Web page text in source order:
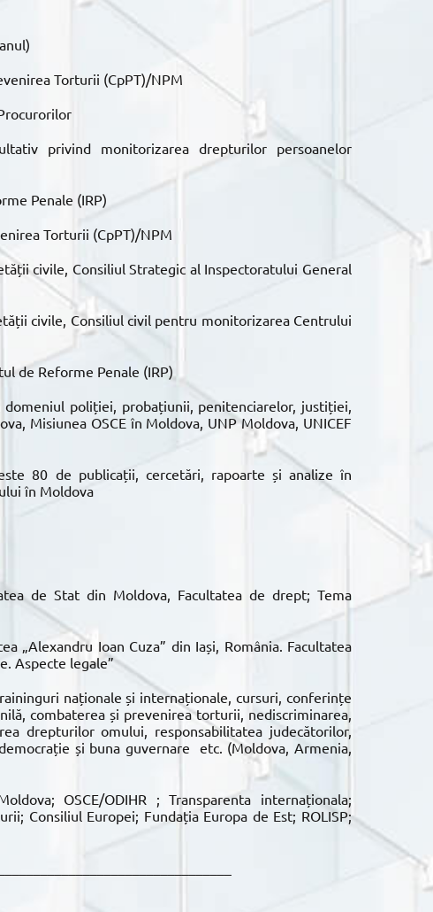
Torturii (CpPT)/NPM
privind monitorizarea drepturilor persoanelor
Penale (IRP)
Torturii (CpPT)/NPM
civile, Consiliul Strategic al Inspectoratului General
civile, Consiliul civil pentru monitorizarea Centrului
de Reforme Penale (IRP)
poliției, probațiunii, penitenciarelor, justiției,
Misiunea OSCE în Moldova, UNP Moldova, UNICEF
80 de publicații, cercetări, rapoarte și analize în
în Moldova
de Stat din Moldova, Facultatea de drept; Tema
Ioan Cuza” din Iași, România. Facultatea
Aspecte legale”
naționale și internaționale, cursuri, conferințe
combaterea și prevenirea torturii, nediscriminarea,
drepturilor omului, responsabilitatea judecătorilor,
și buna guvernare etc. (Moldova, Armenia,
OSCE/ODIHR ; Transparenta internaționala;
Consiliul Europei; Fundația Europa de Est; ROLISP;